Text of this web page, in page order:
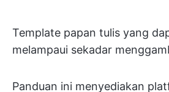
Template papan tulis yang
melampaui sekadar
Panduan ini menyediakan